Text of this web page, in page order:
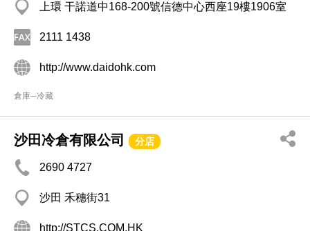
上環 干諾道中168-200號信德中心西座19樓1906室
2111 1438
http://www.daidohk.com
倉庫─冷藏
沙田冷倉有限公司 分店
2690 4727
沙田 禾穗街31
http://STCS.COM.HK